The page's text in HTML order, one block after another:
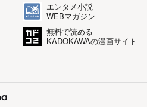
エンタメ小説
WEBマガジン
無料で読める
KADOKAWAの漫画サイト